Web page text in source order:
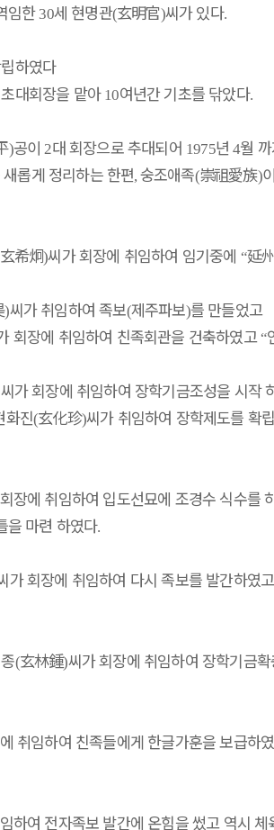
임한30세 현명관(玄明官)씨가 있다.
하였다
대회장을 맡아 10여년간 기초를 닦았다.
)공이2대 회장으로 추대되어 1975년4월
롭게 정리하는 한편, 숭조애족(崇祖愛族)
玄希炯)씨가 회장에 취임하여 임기중에 “延
)씨가 취임하여 족보(제주파보)를 만들었고
회장에 취임하여 친족회관을 건축하였고 “
씨가 회장에 취임하여 장학기금조성을 시작
화진(玄化珍)씨가 취임하여 장학제도를 확
장에 취임하여 입도선묘에 조경수 식수를
을 마련 하였다.
가 회장에 취임하여 다시 족보를 발간하였
(玄林鍾)씨가 회장에 취임하여 장학기금
취임하여 친족들에게 한글가훈을 보급하
하여 전자족보 발간에 온힘을 썼고 역시